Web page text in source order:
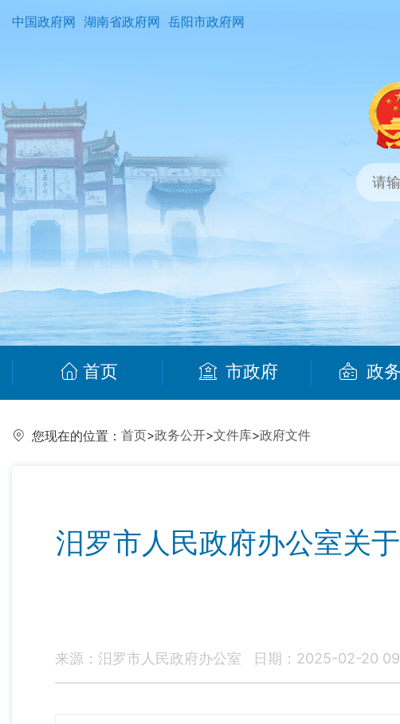
中国政府网 湖南省政府网 岳阳市政府网
首页 市政府 政
您现在的位置： 首页>政务公开>文件库>政府文件
汨罗市人民政府办公室关
来源：汨罗市人民政府办公室 日期：2025-02-20